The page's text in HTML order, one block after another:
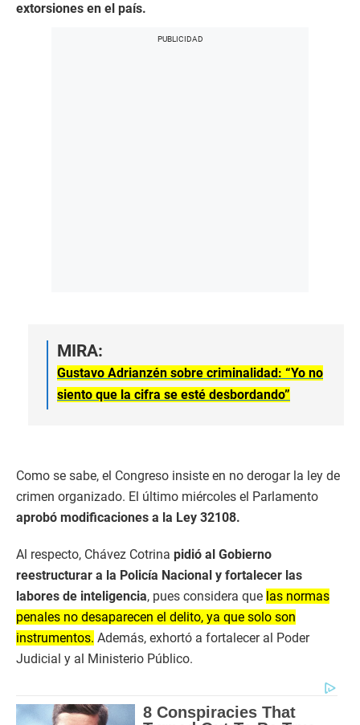
extorsiones en el país.
MIRA:
Gustavo Adrianzén sobre criminalidad: “Yo no
siento que la cifra se esté desbordando”
Como se sabe, el Congreso insiste en no derogar la ley de
crimen organizado. El último miércoles el Parlamento
aprobó modificaciones a la Ley 32108.
Al respecto, Chávez Cotrina pidió al Gobierno
reestructurar a la Policía Nacional y fortalecer las
labores de inteligencia, pues considera que las normas
penales no desaparecen el delito, ya que solo son
instrumentos. Además, exhortó a fortalecer al Poder
Judicial y al Ministerio Público.